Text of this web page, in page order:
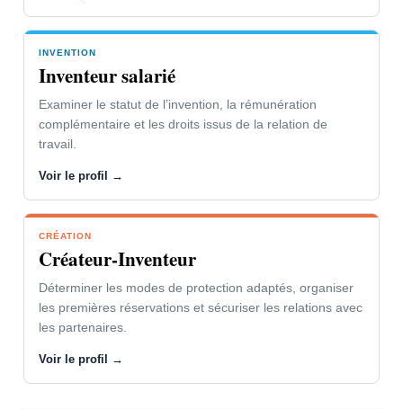
INVENTION
Inventeur salarié
Examiner le statut de l’invention, la rémunération
complémentaire et les droits issus de la relation de
travail.
Voir le profil →
CRÉATION
Créateur-Inventeur
Déterminer les modes de protection adaptés, organiser
les premières réservations et sécuriser les relations avec
les partenaires.
Voir le profil →